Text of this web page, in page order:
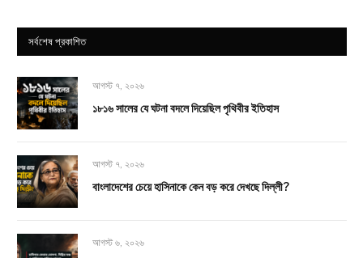
সর্বশেষ প্রকাশিত
আগস্ট ৭, ২০২৬
১৮১৬ সালের যে ঘটনা বদলে দিয়েছিল পৃথিবীর ইতিহাস
আগস্ট ৭, ২০২৬
বাংলাদেশের চেয়ে হাসিনাকে কেন বড় করে দেখছে দিল্লী?
আগস্ট ৬, ২০২৬